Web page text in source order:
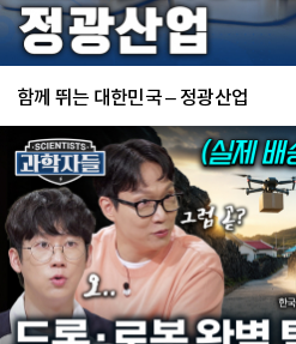
함께 뛰는 대한민국 – 정광산업